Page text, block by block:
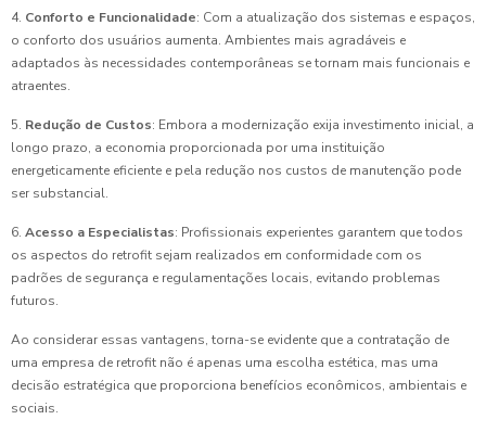
4. Conforto e Funcionalidade: Com a atualização dos sistemas e espaços,
o conforto dos usuários aumenta. Ambientes mais agradáveis e
adaptados às necessidades contemporâneas se tornam mais funcionais e
atraentes.
5. Redução de Custos: Embora a modernização exija investimento inicial, a
longo prazo, a economia proporcionada por uma instituição
energeticamente eficiente e pela redução nos custos de manutenção pode
ser substancial.
6. Acesso a Especialistas: Profissionais experientes garantem que todos
os aspectos do retrofit sejam realizados em conformidade com os
padrões de segurança e regulamentações locais, evitando problemas
futuros.
Ao considerar essas vantagens, torna-se evidente que a contratação de
uma empresa de retrofit não é apenas uma escolha estética, mas uma
decisão estratégica que proporciona benefícios econômicos, ambientais e
sociais.